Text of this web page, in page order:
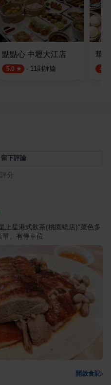
點點心 中壢大江店
5.0 · 11 則評論
華
4.5
留下評論
分
上星港式飲茶(桃園總店)"菜色多
、有停車位
開啟食記›